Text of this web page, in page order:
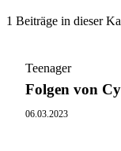
1 Beiträge in dieser
Teenager
Folgen von
06.03.2023